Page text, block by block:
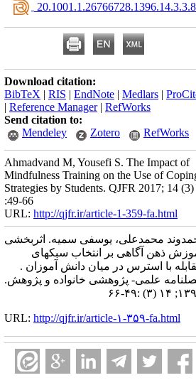
‎ 20.1001.1.26766728.1396.14.3.3.8
Download citation:
BibTeX | RIS | EndNote | Medlars |
| Reference Manager| RefWorks
Send citation to:
Mendeley
Zotero RefWorks
Ahmadvand M, Yousefi S. The Impact of
Mindfulness Training on the Use of
Strategies by Students. QJFR 2017; 14 (3)
:49-66
URL: http://qjfr.ir/article-1-359-fa.html
محمدعلی، یوسفی سمیه. اثربخشی
ذهن آگاهی بر انتخاب سبکهای
با استرس در میان دانش آموزان .
علمی- پژوهشی خانواده و پژوهش.
(۳) :۴۹-۶۶
URL: http://qjfr.ir/article-۱-۳۵۹-fa.html